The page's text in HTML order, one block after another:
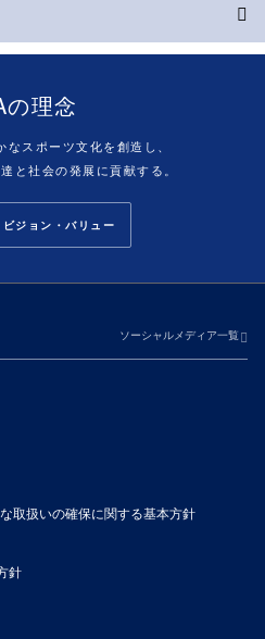
の理念
スポーツ文化を創造し、
と社会の発展に貢献する。
ジョン・バリュー
ソーシャルメディア一覧
取扱いの確保に関する基本方針
針